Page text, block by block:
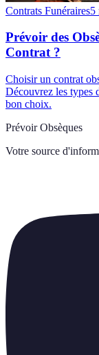
Contrats Funéraires5
Prévoir des
Contrat ?
Choisir un contrat
Découvrez les types
bon choix.
Prévoir Obsèques
Votre source